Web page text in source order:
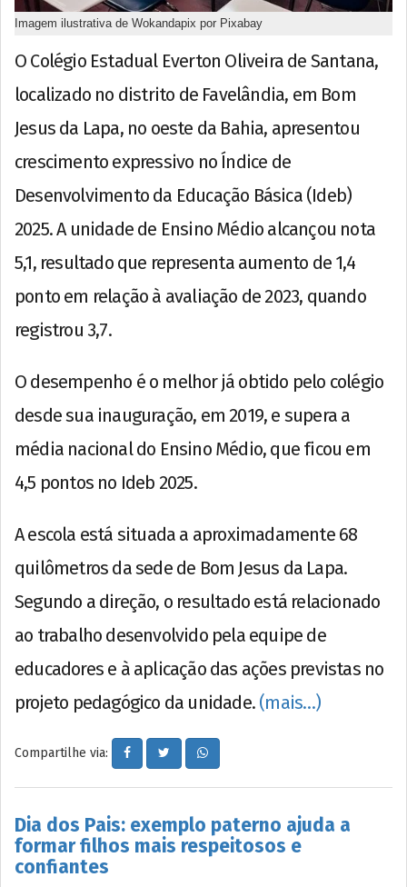
Imagem ilustrativa de Wokandapix por Pixabay
O Colégio Estadual Everton Oliveira de Santana,
localizado no distrito de Favelândia, em Bom
Jesus da Lapa, no oeste da Bahia, apresentou
crescimento expressivo no Índice de
Desenvolvimento da Educação Básica (Ideb)
2025. A unidade de Ensino Médio alcançou nota
5,1, resultado que representa aumento de 1,4
ponto em relação à avaliação de 2023, quando
registrou 3,7.
O desempenho é o melhor já obtido pelo colégio
desde sua inauguração, em 2019, e supera a
média nacional do Ensino Médio, que ficou em
4,5 pontos no Ideb 2025.
A escola está situada a aproximadamente 68
quilômetros da sede de Bom Jesus da Lapa.
Segundo a direção, o resultado está relacionado
ao trabalho desenvolvido pela equipe de
educadores e à aplicação das ações previstas no
projeto pedagógico da unidade. (mais…)
Compartilhe via:
Dia dos Pais: exemplo paterno ajuda a
formar filhos mais respeitosos e
confiantes